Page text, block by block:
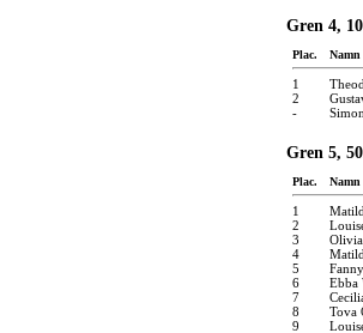
Gren 4,
Plac. Namn
1
2
-
Gren 5,
Plac. Namn
1
2
3
4
5
6
Ebba
7
8
Tova
9